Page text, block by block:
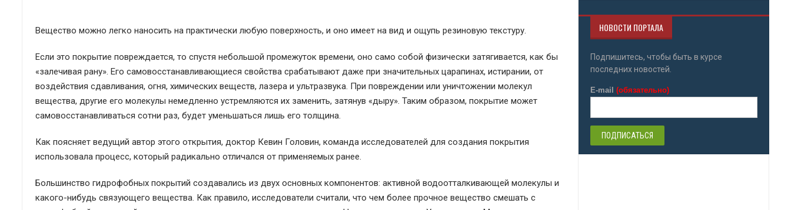
Вещество можно легко наносить на практически любую поверхность, и оно имеет на вид и ощупь резиновую текстуру.
Если это покрытие повреждается, то спустя небольшой промежуток времени, оно само собой физически затягивается, как бы
«залечивая рану». Его самовосстанавливающиеся свойства срабатывают даже при значительных царапинах, истирании, от
воздействия сдавливания, огня, химических веществ, лазера и ультразвука. При повреждении или уничтожении молекул
вещества, другие его молекулы немедленно устремляются их заменить, затянув «дыру». Таким образом, покрытие может
самовосстанавливаться сотни раз, будет уменьшаться лишь его толщина.
Как поясняет ведущий автор этого открытия, доктор Кевин Головин, команда исследователей для создания покрытия
использовала процесс, который радикально отличался от применяемых ранее.
Большинство гидрофобных покрытий создавались из двух основных компонентов: активной водоотталкивающей молекулы и
какого-нибудь связующего вещества. Как правило, исследователи считали, что чем более прочное вещество смешать с
НОВОСТИ ПОРТАЛА
Подпишитесь, чтобы быть в курсе
последних новостей.
E-mail (обязательно)